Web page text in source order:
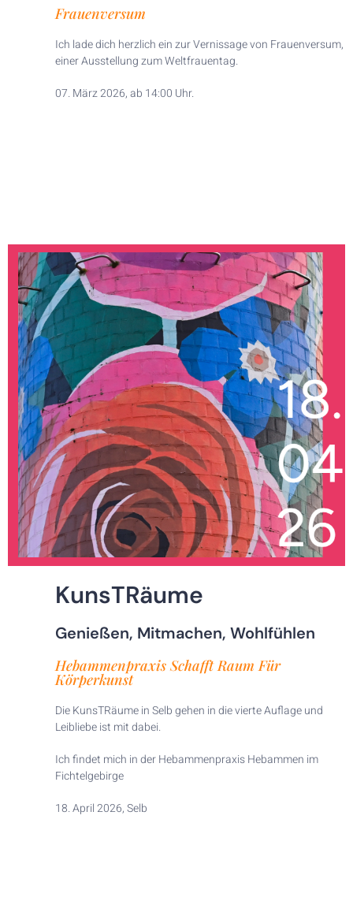
Frauenversum
Ich lade dich herzlich ein zur Vernissage von Frauenversum,
einer Ausstellung zum Weltfrauentag.
07. März 2026, ab 14:00 Uhr.
KunsTRäume
Genießen, Mitmachen, Wohlfühlen
Hebammenpraxis Schafft Raum Für
Körperkunst
Die KunsTRäume in Selb gehen in die vierte Auflage und
Leibliebe ist mit dabei.
Ich findet mich in der Hebammenpraxis Hebammen im
Fichtelgebirge
18. April 2026, Selb